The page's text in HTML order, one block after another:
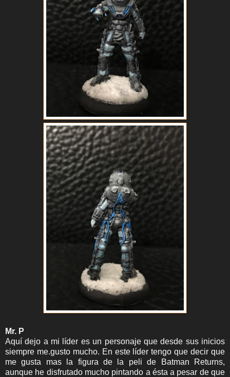
Mr. P
Aquí dejo a mi líder es un personaje que desde sus inicios
siempre me.gusto mucho. En este líder tengo que decir que
me gusta mas la figura de la peli de Batman Returns,
aunque he disfrutado mucho pintando a ésta a pesar de que